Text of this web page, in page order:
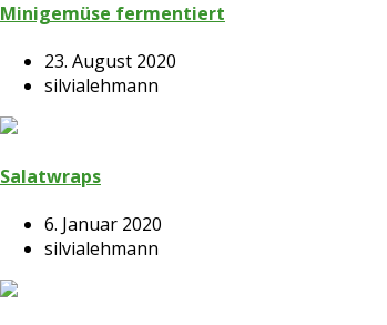
Minigemüse fermentiert
23. August 2020
silvialehmann
Salatwraps
6. Januar 2020
silvialehmann